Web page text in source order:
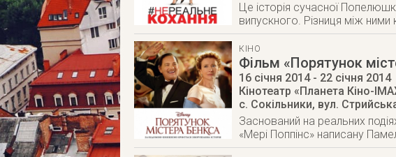
Це історія сучасної
випускного. Різниця між ними
КІНО
Фільм «Порятунок
16 січня 2014- 22 січня 2014
Кінотеатр «Планета Кіно-
с. Сокільники, вул.
Заснований на реальних
«Мері Поппінс» написану